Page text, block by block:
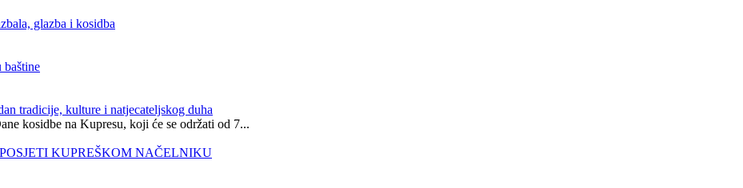
glazba i kosidba
tradicije, kulture i natjecateljskog duha
kosidbe na Kupresu, koji će se održati od 7...
KUPREŠKOM NAČELNIKU